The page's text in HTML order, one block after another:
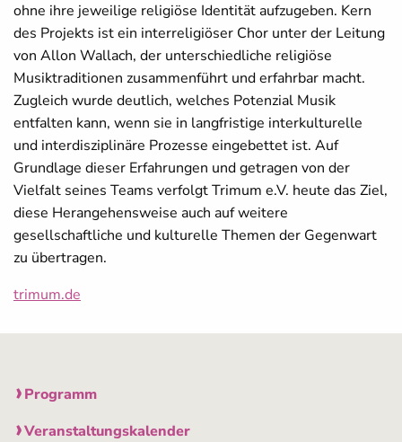
ohne ihre jeweilige religiöse Identität aufzugeben. Kern
des Projekts ist ein interreligiöser Chor unter der Leitung
von Allon Wallach, der unterschiedliche religiöse
Musiktraditionen zusammenführt und erfahrbar macht.
Zugleich wurde deutlich, welches Potenzial Musik
entfalten kann, wenn sie in langfristige interkulturelle
und interdisziplinäre Prozesse eingebettet ist. Auf
Grundlage dieser Erfahrungen und getragen von der
Vielfalt seines Teams verfolgt Trimum e.V. heute das Ziel,
diese Herangehensweise auch auf weitere
gesellschaftliche und kulturelle Themen der Gegenwart
zu übertragen.
trimum.de
Programm
Veranstaltungskalender